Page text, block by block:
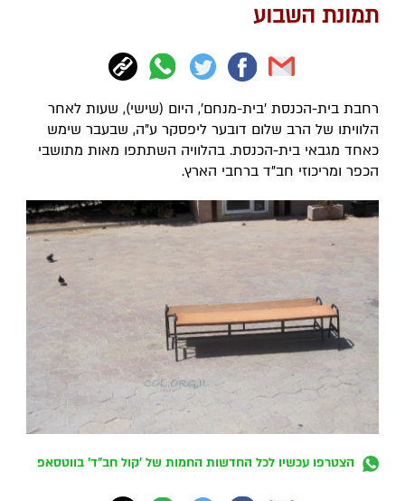
תמונת השבוע
רחבת בית-הכנסת 'בית-מנחם', היום (שישי), שעות לאחר
הלוויתו של הרב שלום דובער ליפסקר ע"ה, שבעבר שימש
כאחד מגבאי בית-הכנסת. בהלוויה השתתפו מאות מתושבי
הכפר ומריכוזי חב"ד ברחבי הארץ.
הצטרפו עכשיו לכל החדשות החמות של 'קול חב"ד' בווטסאפ